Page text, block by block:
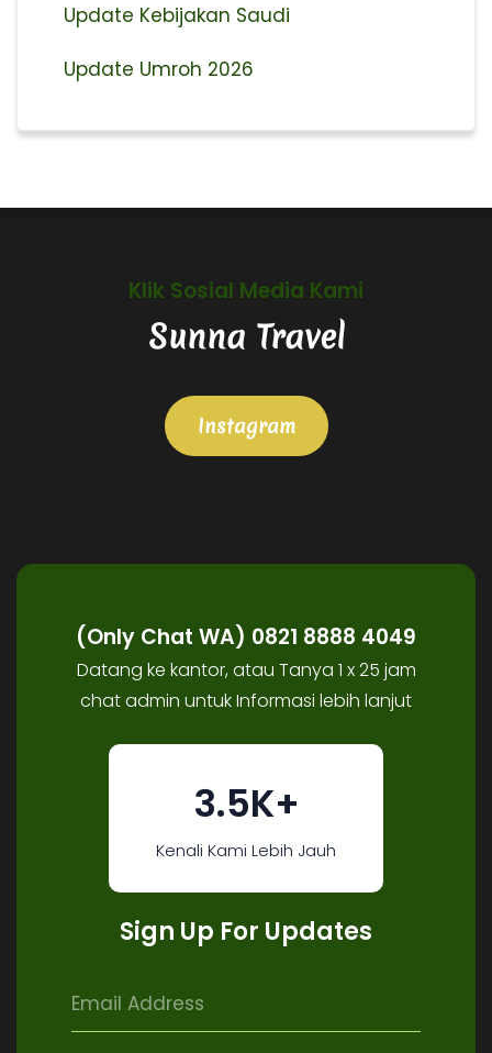
Update Kebijakan Saudi
Update Umroh 2026
Klik Sosial Media Kami
Sunna Travel
Instagram
(Only Chat WA) 0821 8888 4049
Datang ke kantor, atau Tanya 1 x 25 jam
chat admin untuk Informasi lebih lanjut
3.5K+
Kenali Kami Lebih Jauh
Sign Up For Updates